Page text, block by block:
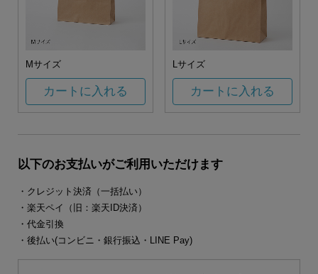
Mサイズ
カートに入れる
Lサイズ
カートに入れる
以下のお支払いがご利用いただけます
・クレジット決済（一括払い）
・楽天ペイ（旧：楽天ID決済）
・代金引換
・後払い(コンビニ・銀行振込・LINE Pay)